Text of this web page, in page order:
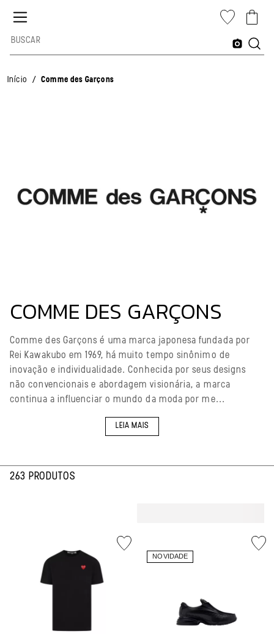
Início / Comme des Garçons
COMME DES GARÇONS
Comme des Garçons é uma marca japonesa fundada por
Rei Kawakubo em 1969, há muito tempo sinônimo de
inovação e individualidade. Conhecida por seus designs
não convencionais e abordagem visionária, a marca
continua a influenciar o mundo da moda por me...
LEIA MAIS
263 PRODUTOS